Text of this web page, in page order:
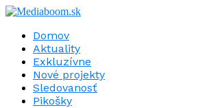
Domov
Aktuality
Exkluzívne
Nové projekty
Sledovanosť
Pikošky